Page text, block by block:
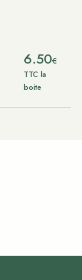
6.50€
TTC la
boite